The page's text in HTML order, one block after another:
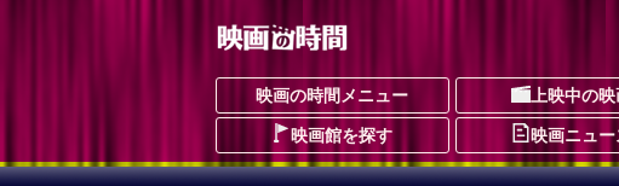
映画の時間メニュー 上映中の映
映画館を探す 映画ニュー